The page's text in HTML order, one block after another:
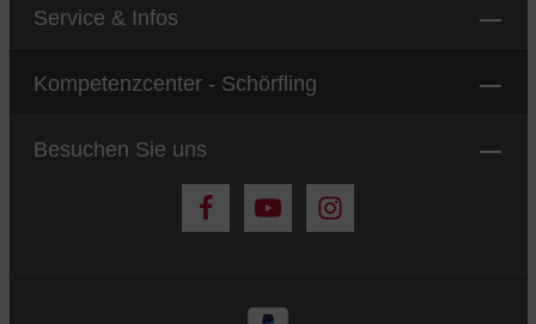
Besuchen Sie uns
Kompetenzcenter - Schörfling
Service & Infos